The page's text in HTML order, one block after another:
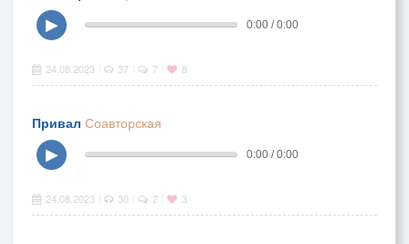
▶
0:00 / 0:00
24.08.2023 37 7 8
Привал Соавторская
▶
0:00 / 0:00
24.08.2023 30 2 3